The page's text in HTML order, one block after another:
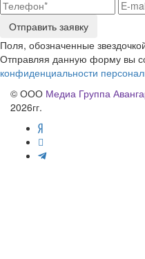
Отправить заявку
Поля, обозначенные
Отправляя данную форму вы
конфиденциальности
© ООО Медиа Группа
2026гг.